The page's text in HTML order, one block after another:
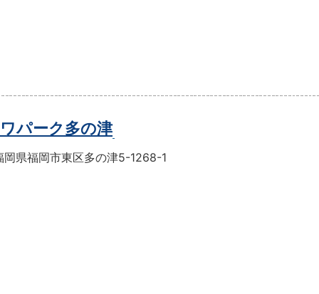
パーク多の津
岡県福岡市東区多の津5-1268-1